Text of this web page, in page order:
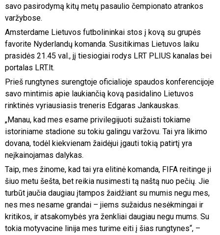
savo pasirodymą kitų metų pasaulio čempionato atrankos
varžybose.
Amsterdame Lietuvos futbolininkai stos į kovą su grupės
favorite Nyderlandų komanda. Susitikimas Lietuvos laiku
prasidės 21.45 val., jį tiesiogiai rodys LRT PLIUS kanalas bei
portalas LRT.lt.
Prieš rungtynes surengtoje oficialioje spaudos konferencijoje
savo mintimis apie laukiančią kovą pasidalino Lietuvos
rinktinės vyriausiasis treneris Edgaras Jankauskas.
„Manau, kad mes esame privilegijuoti sužaisti tokiame
istoriniame stadione su tokiu galingu varžovu. Tai yra likimo
dovana, todėl kiekvienam žaidėjui įgauti tokią patirtį yra
neįkainojamas dalykas.
Taip, mes žinome, kad tai yra elitinė komanda, FIFA reitinge ji
šiuo metu šešta, bet reikia nusimesti tą naštą nuo pečių. Jie
turbūt jaučia daugiau įtampos žaidžiant su mumis negu mes,
nes mes nesame grandai – jiems sužaidus nesėkmingai ir
kritikos, ir atsakomybės yra ženkliai daugiau negu mums. Su
tokia motyvacine linija mes turime eiti į šias rungtynes“, –